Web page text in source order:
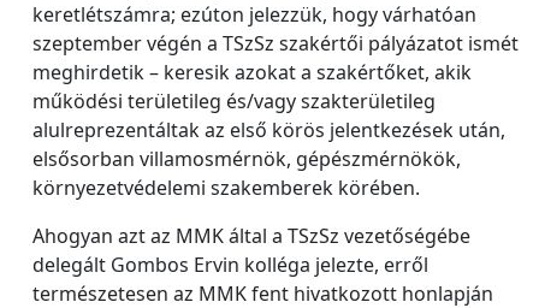
keretlétszámra; ezúton jelezzük, hogy várhatóan
szeptember végén a TSzSz szakértői pályázatot ismét
meghirdetik – keresik azokat a szakértőket, akik
működési területileg és/vagy szakterületileg
alulreprezentáltak az első körös jelentkezések után,
elsősorban villamosmérnök, gépészmérnökök,
környezetvédelemi szakemberek körében.
Ahogyan azt az MMK által a TSzSz vezetőségébe
delegált Gombos Ervin kolléga jelezte, erről
természetesen az MMK fent hivatkozott honlapján